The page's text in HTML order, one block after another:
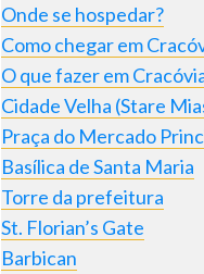
Onde se hospedar?
Como chegar em
O que fazer em
Cidade Velha (Stare
Praça do Mercado
Basílica de Santa Maria
Torre da prefeitura
St. Florian’s Gate
Barbican